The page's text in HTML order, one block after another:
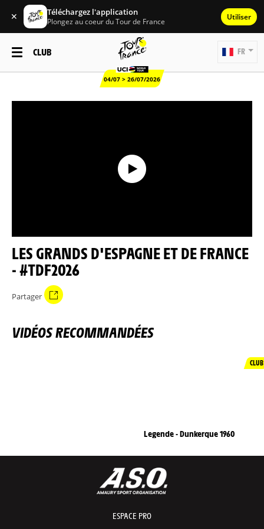
✕ Téléchargez l'application
Plongez au coeur du Tour de France Utiliser
CLUB
04/07 > 26/07/2026
FR
LES GRANDS D'ESPAGNE ET DE FRANCE
- #TDF2026
Partager
VIDÉOS RECOMMANDÉES
CLUB
Legende - Dunkerque 1960
ESPACE PRO